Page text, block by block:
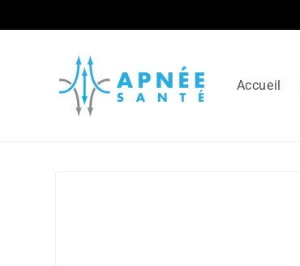
au
Accueil